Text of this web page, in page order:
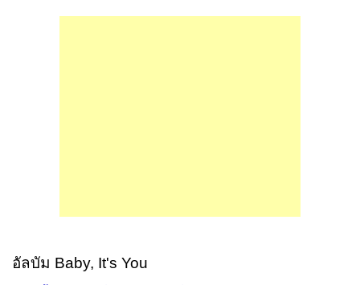
อัลบัม Baby, It's You